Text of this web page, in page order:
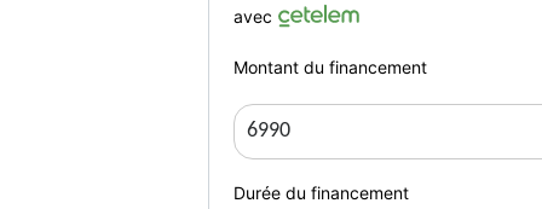
- véhicule garanti 1 an ( moteur et boite
****réparations effectuées****
- kit distribution + pompe changée
- courroie d'accessoire changée
avec
Montant du financement
Durée du financement